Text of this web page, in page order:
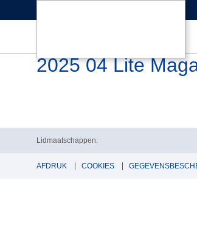
2025 04 Lite
Lidmaatschappen:
AFDRUK COOKIES